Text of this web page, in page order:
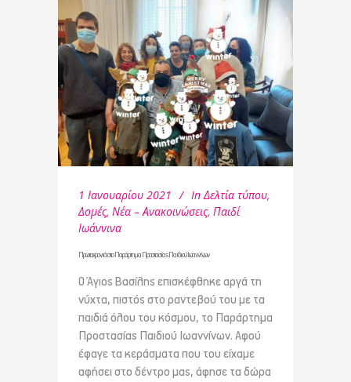
1 Ιανουαρίου 2021 In Δελτία τύπου,
Δομές, Νέα – Ανακοινώσεις, Παιδί
Ιωάννινα
Πρωτοχρονιά στο Παράρτημα Προστασίας Παιδιού Ιωαννίνων
Ο Άγιος Βασίλης επισκέφθηκε αργά τη
νύχτα, πιστός στο ραντεβού του με τα
παιδιά όλου του κόσμου, το Παράρτημα
Προστασίας Παιδιού Ιωαννίνων. Αφού
έφαγε τα κεράσματα που του είχαμε
αφήσει στο δέντρο μας, άφησε τα δώρα